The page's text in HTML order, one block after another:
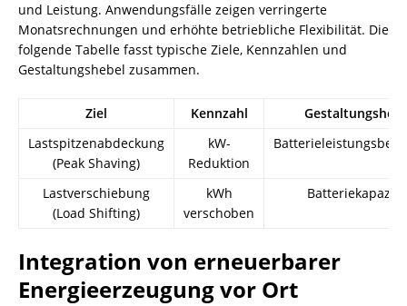
und Leistung. Anwendungsfälle zeigen verringerte
Monatsrechnungen und erhöhte betriebliche Flexibilität. Die
folgende Tabelle fasst typische Ziele, Kennzahlen und
Gestaltungshebel zusammen.
Ziel Kennzahl
Lastspitzenabdeckung
(Peak Shaving)
kW-
Reduktion
Lastverschiebung
(Load Shifting)
kWh
verschoben
Integration von erneuerbarer
Energieerzeugung vor Ort